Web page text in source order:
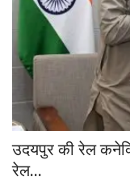
उदयपुर की रेल
रेल...